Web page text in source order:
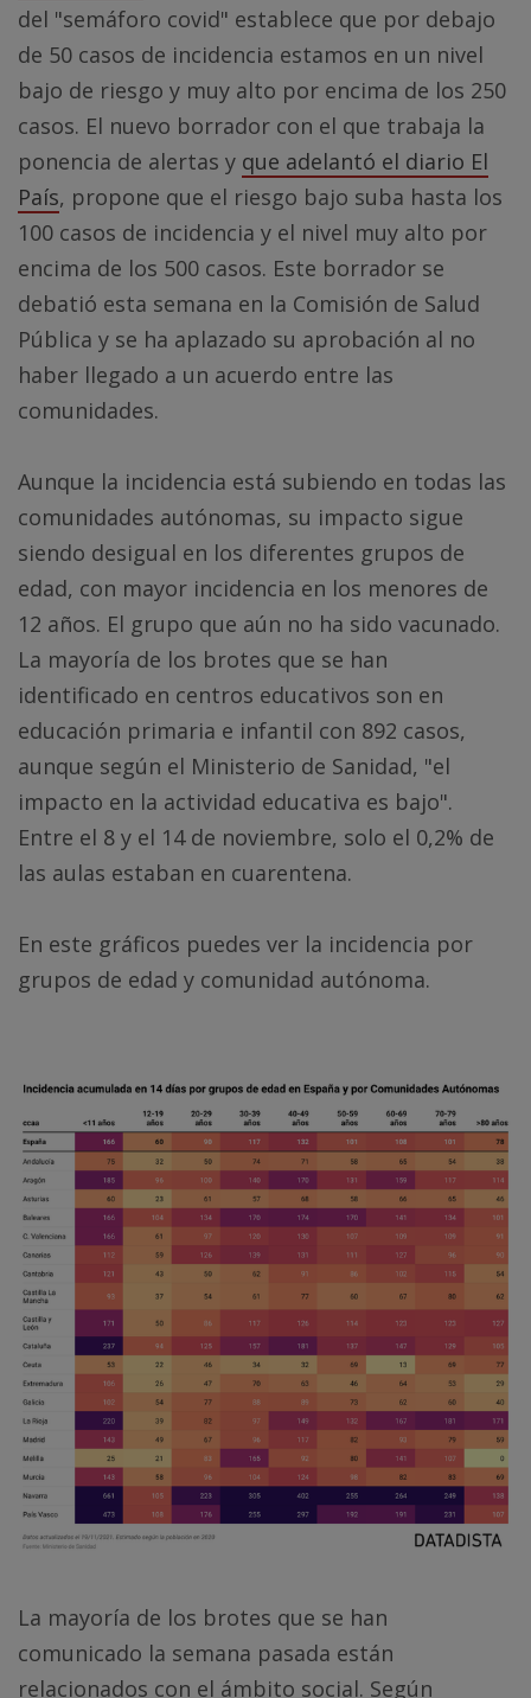
del "semáforo covid" establece que por debajo
de 50 casos de incidencia estamos en un nivel
bajo de riesgo y muy alto por encima de los 250
casos. El nuevo borrador con el que trabaja la
ponencia de alertas y que adelantó el diario El
País, propone que el riesgo bajo suba hasta los
100 casos de incidencia y el nivel muy alto por
encima de los 500 casos. Este borrador se
debatió esta semana en la Comisión de Salud
Pública y se ha aplazado su aprobación al no
haber llegado a un acuerdo entre las
comunidades.
Aunque la incidencia está subiendo en todas las
comunidades autónomas, su impacto sigue
siendo desigual en los diferentes grupos de
edad, con mayor incidencia en los menores de
12 años. El grupo que aún no ha sido vacunado.
La mayoría de los brotes que se han
identificado en centros educativos son en
educación primaria e infantil con 892 casos,
aunque según el Ministerio de Sanidad, "el
impacto en la actividad educativa es bajo".
Entre el 8 y el 14 de noviembre, solo el 0,2% de
las aulas estaban en cuarentena.
En este gráficos puedes ver la incidencia por
grupos de edad y comunidad autónoma.
La mayoría de los brotes que se han
comunicado la semana pasada están
relacionados con el ámbito social. Según